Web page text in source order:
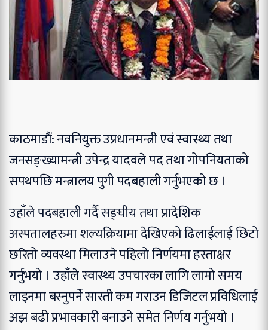
काठमाडौं: नवनियुक्त उप्रधानमन्त्री एवं स्वास्थ्य तथा
जनसङ्ख्यामन्त्री उपेन्द्र यादवले पद तथा गोपनियताको
सपथपछि मन्त्रालय पुगी पदबहाली गर्नुभएको छ ।
उहाँले पदबहाली गर्दै सङ्घीय तथा प्रादेशिक
अस्पतालहरुमा शल्यक्रियामा देखिएको ढिलाईलाई छिटो
छरितो व्यवस्था मिलाउने पहिलो निर्णयमा हस्ताक्षर
गर्नुभयो । उहाँले स्वास्थ्य उपचारका लागि लामो समय
लाइनमा बस्नुपर्ने सास्ती कम गराउन डिजिटल प्रविधिलाई
अझ बढी प्रभावकारी बनाउने समेत निर्णय गर्नुभयो ।